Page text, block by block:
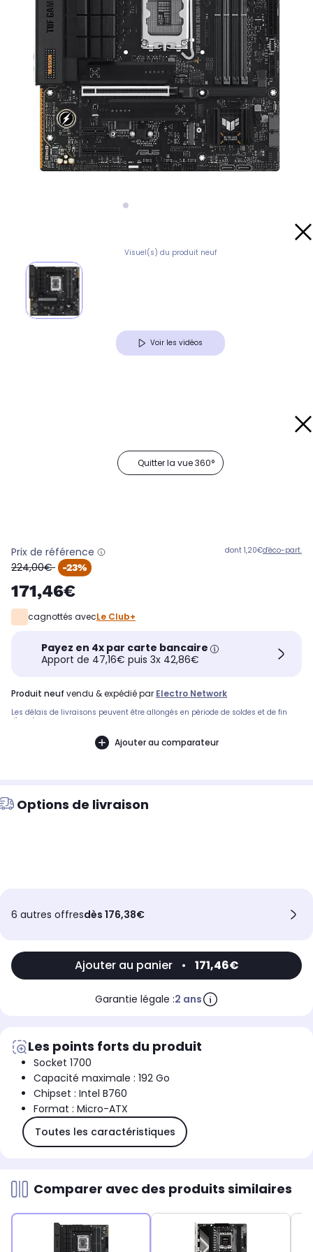
Visuel(s) du produit neuf
Voir les vidéos
Quitter la vue 360°
Prix de référence
oldPrice
224,00€ -23%
171,46€
dont 1,20€d'éco-part.
cagnottés avecLe Club+
Payez en 4x par carte bancaire
Apport de 47,16€ puis 3x 42,86€
produit neuf vendu & expédié par Electro Network
Les délais de livraisons peuvent être allongés en période de soldes et de fin
d'année.
Ajouter au comparateur
Options de livraison
6 autres offresdès 176,38€
Ajouter au panier • 171,46€
Garantie légale :2 ans
Les points forts du produit
Socket 1700
Capacité maximale : 192 Go
Chipset : Intel B760
Format : Micro-ATX
Toutes les caractéristiques
Comparer avec des produits similaires